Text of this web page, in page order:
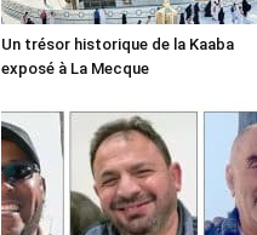
Un trésor historique de la Kaaba
exposé à La Mecque